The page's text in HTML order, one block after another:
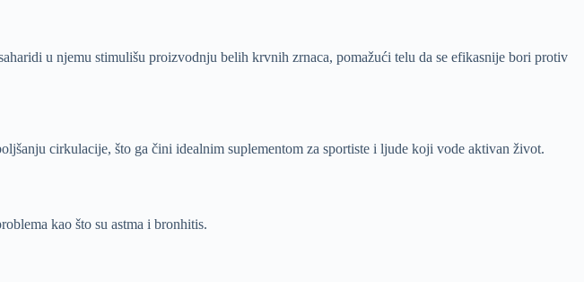
u njemu stimulišu proizvodnju belih krvnih zrnaca, pomažući telu da se efikasnije bori protiv
cirkulacije, što ga čini idealnim suplementom za sportiste i ljude koji vode aktivan život.
kao što su astma i bronhitis.